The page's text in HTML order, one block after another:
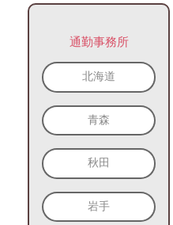
通勤事務所
北海道
青森
秋田
岩手